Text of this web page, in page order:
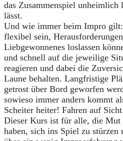
das Zusammenspiel unheimlich
lässt.
Und wie immer beim Impro
flexibel sein,
Liebgewonnenes loslassen
und schnell auf die jeweilige
reagieren und dabei die
Laune behalten. Langfristige
getrost über Bord geworfen
sowieso immer anders kommt
Scheiter heiter! Fahren auf
Dieser Kurs ist für alle, die Mut
haben, sich ins Spiel zu stürzen